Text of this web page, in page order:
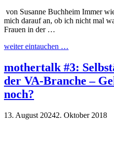
von Susanne Buchheim Immer
mich darauf an, ob ich nicht mal
Frauen in der …
weiter eintauchen …
mothertalk #3:
der VA-Branche –
noch?
13. August 20242. Oktober 2018